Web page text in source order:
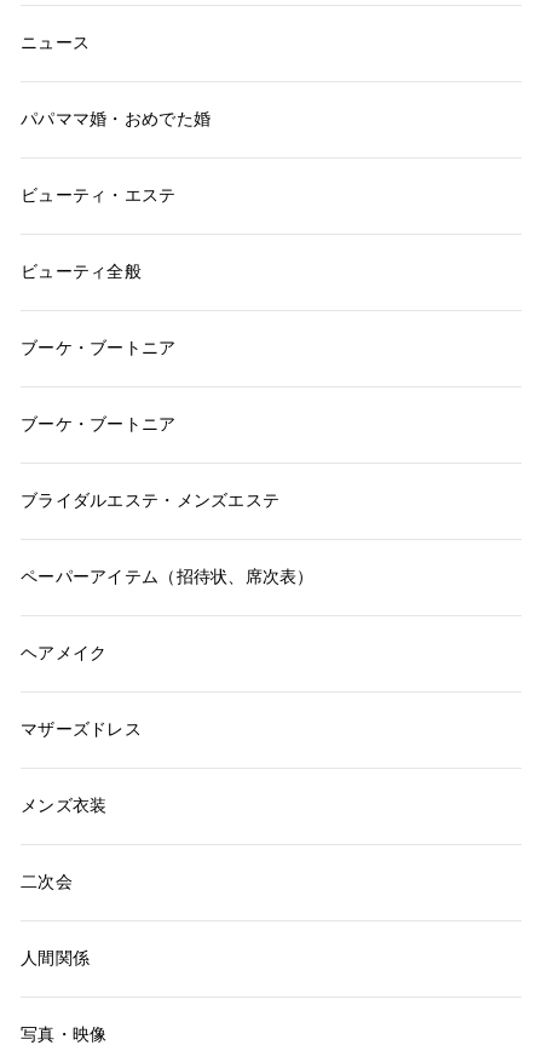
ニュース
パパママ婚・おめでた婚
ビューティ・エステ
ビューティ全般
ブーケ・ブートニア
ブーケ・ブートニア
ブライダルエステ・メンズエステ
ペーパーアイテム（招待状、席次表）
ヘアメイク
マザーズドレス
メンズ衣装
二次会
人間関係
写真・映像